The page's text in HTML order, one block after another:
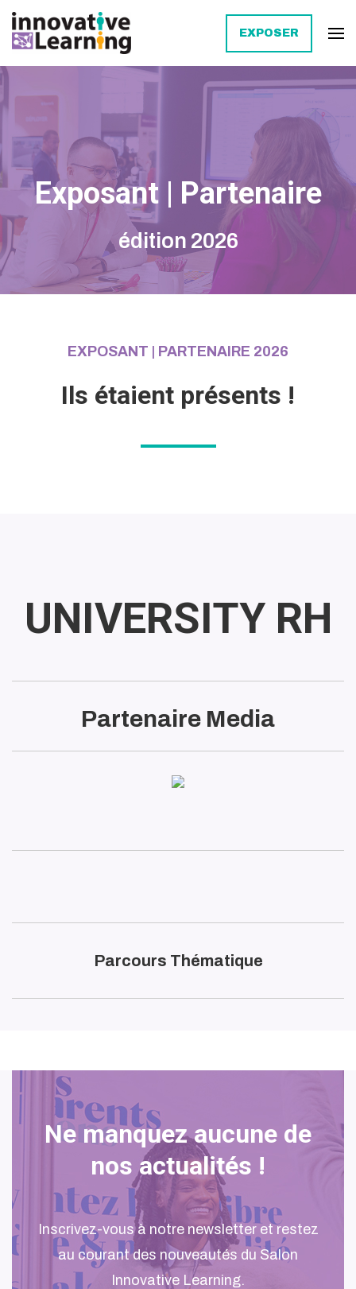
Innovative Learning
EXPOSER
Exposant | Partenaire
édition 2026
EXPOSANT | PARTENAIRE 2026
Ils étaient présents !
UNIVERSITY RH
Partenaire Media
Parcours Thématique
Ne manquez aucune de
nos actualités !
Inscrivez-vous à notre newsletter et restez
au courant des nouveautés du Salon
Innovative Learning.